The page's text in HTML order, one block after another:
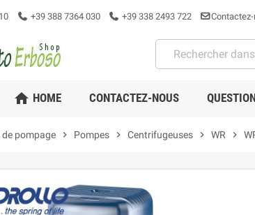
+39 388 7364 030 +39 338 2493 722
home HOME CONTACTEZ-NOUS
pompage chevron_right Pompes chevron_right Centrifugeuses chevron_right WR chevron_right